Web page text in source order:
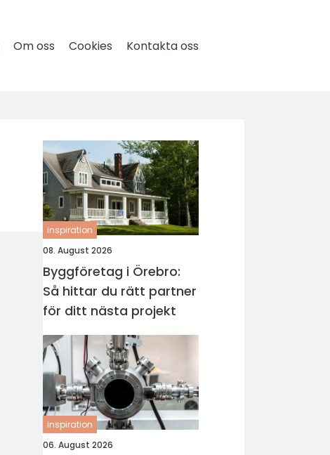
Om oss Cookies Kontakta oss
inspiration
08. August 2026
Byggföretag i Örebro:
Så hittar du rätt partner
för ditt nästa projekt
inspiration
06. August 2026